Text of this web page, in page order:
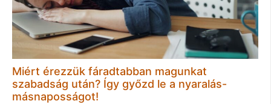
Miért érezzük fáradtabban magunkat
szabadság után? Így győzd le a nyaralás-
másnaposságot!